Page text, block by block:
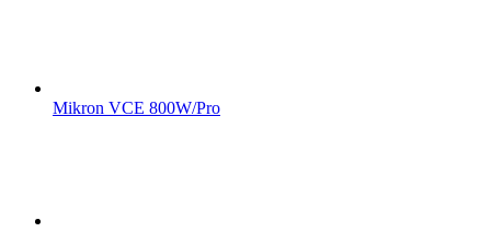
Mikron VCE 800W/Pro